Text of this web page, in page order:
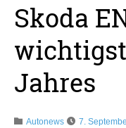
Skoda
Jahres
Autonews 7.